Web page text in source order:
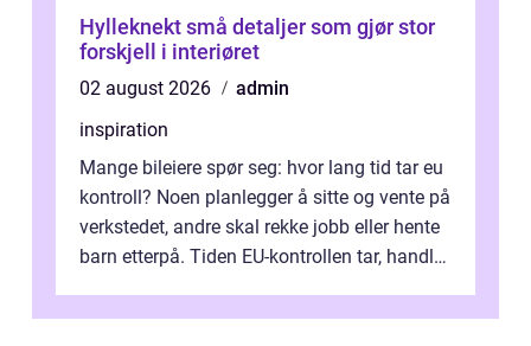
Hylleknekt små detaljer som gjør stor
forskjell i interiøret
02 august 2026
admin
inspiration
Mange bileiere spør seg: hvor lang tid tar eu
kontroll? Noen planlegger å sitte og vente på
verkstedet, andre skal rekke jobb eller hente
barn etterpå. Tiden EU-kontrollen tar, handler